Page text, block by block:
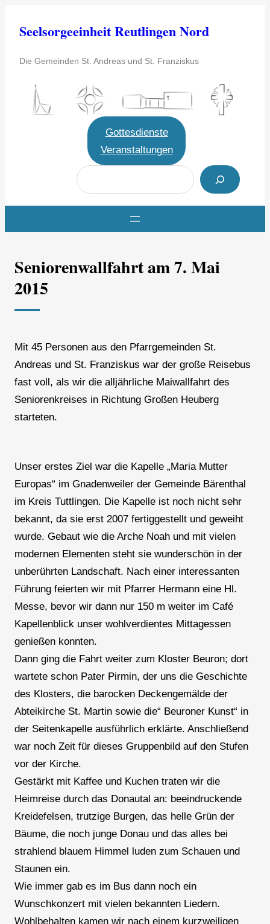
InhaltSeelsorgeeinheit Reutlingen Nord
Die Gemeinden St. Andreas und St. Franziskus
Gottesdienste
Veranstaltungen
S
u
c
Seniorenwallfahrt am 7. Mai
2015
Mit 45 Personen aus den Pfarrgemeinden St.
Andreas und St. Franziskus war der große Reisebus
fast voll, als wir die alljährliche Maiwallfahrt des
Seniorenkreises in Richtung Großen Heuberg
starteten.
Unser erstes Ziel war die Kapelle „Maria Mutter
Europas“ im Gnadenweiler der Gemeinde Bärenthal
im Kreis Tuttlingen. Die Kapelle ist noch nicht sehr
bekannt, da sie erst 2007 fertiggestellt und geweiht
wurde. Gebaut wie die Arche Noah und mit vielen
modernen Elementen steht sie wunderschön in der
unberührten Landschaft. Nach einer interessanten
Führung feierten wir mit Pfarrer Hermann eine Hl.
Messe, bevor wir dann nur 150 m weiter im Café
Kapellenblick unser wohlverdientes Mittagessen
genießen konnten.
Dann ging die Fahrt weiter zum Kloster Beuron; dort
wartete schon Pater Pirmin, der uns die Geschichte
des Klosters, die barocken Deckengemälde der
Abteikirche St. Martin sowie die“ Beuroner Kunst“ in
der Seitenkapelle ausführlich erklärte. Anschließend
war noch Zeit für dieses Gruppenbild auf den Stufen
vor der Kirche.
Gestärkt mit Kaffee und Kuchen traten wir die
Heimreise durch das Donautal an: beeindruckende
Kreidefelsen, trutzige Burgen, das helle Grün der
Bäume, die noch junge Donau und das alles bei
strahlend blauem Himmel luden zum Schauen und
Staunen ein.
Wie immer gab es im Bus dann noch ein
Wunschkonzert mit vielen bekannten Liedern.
Wohlbehalten kamen wir nach einem kurzweiligen